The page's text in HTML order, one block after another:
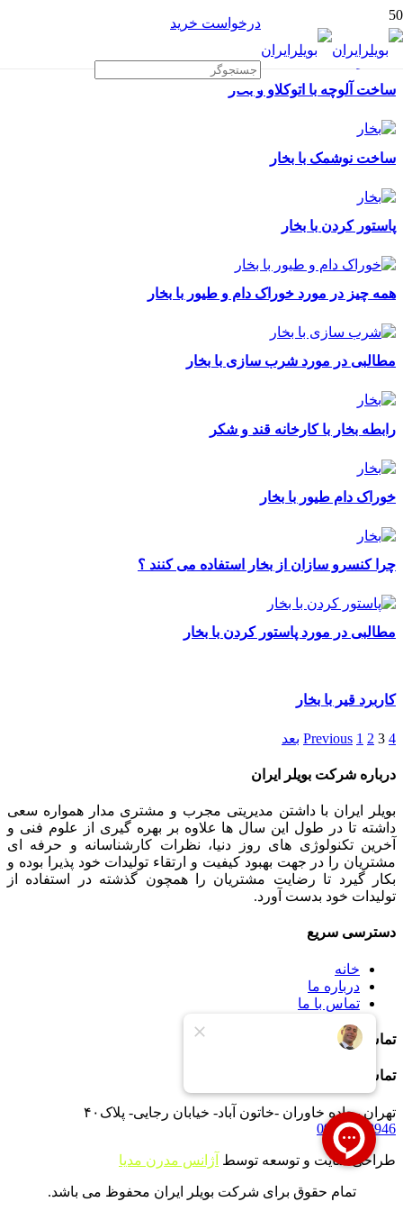
درخواست خرید
ساخت آلوچه با اتوکلاو و بخار
ساخت نوشمک با بخار
پاستور کردن با بخار
همه چیز در مورد خوراک دام و طیور با بخار
مطالبی در مورد شرب سازی با بخار
رابطه بخار با کارخانه قند و شکر
خوراک دام طیور با بخار
چرا کنسرو سازان از بخار استفاده می کنند ؟
مطالبی در مورد پاستور کردن با بخار
کاربرد قیر با بخار
Previous 1 2 3 4 بعد
درباره شرکت بویلر ایران
بویلر ایران با داشتن مدیریتی مجرب و مشتری مدار همواره سعی
داشته تا در طول این سال ها علاوه بر بهره گیری از علوم فنی و
آخرین تکنولوژی های روز دنیا، نظرات کارشناسانه و حرفه ای
مشتریان را در جهت بهبود کیفیت و ارتقاء تولیدات خود پذیرا بوده و
بکار گیرد تا رضایت مشتریان را همچون گذشته در استفاده از
تولیدات خود بدست آورد.
دسترسی سریع
خانه
درباره ما
تماس با ما
تماس با ما
تماس با ما
تهران -جاده خاوران -خاتون آباد- خیابان رجایی- پلاک۴۰
09121233946
طراحی سایت و توسعه توسط آژانس مدرن مدیا
تمام حقوق برای شرکت بویلر ایران محفوظ می باشد.